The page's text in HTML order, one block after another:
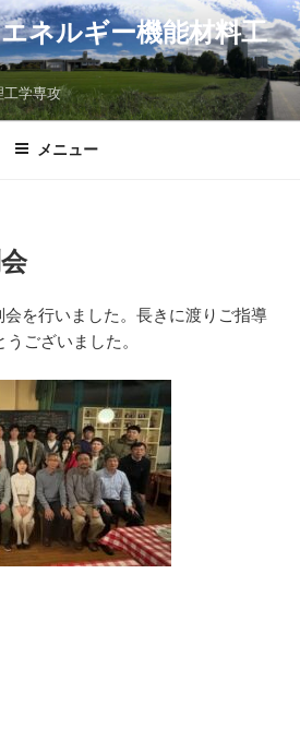
ネルギー機能材料工
工学専攻
メニュー
を行いました。長きに渡りご指導
ございました。